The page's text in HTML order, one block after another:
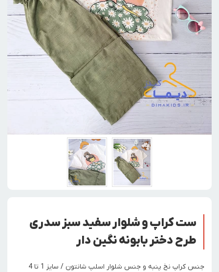
ست کراپ و شلوار سفید سبز سدری
طرح دختر بابونه نگین دار
جنس کراپ نخ پنبه و جنس شلوار اسلپ شانتون / سایز 1 تا 4